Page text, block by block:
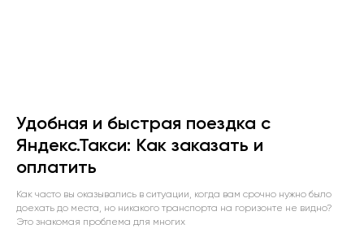
Удобная и быстрая поездка с
Яндекс.Такси: Как заказать и
оплатить
Как часто вы оказывались в ситуации, когда вам срочно нужно было
доехать до места, но никакого транспорта на горизонте не видно?
Это знакомая проблема для многих